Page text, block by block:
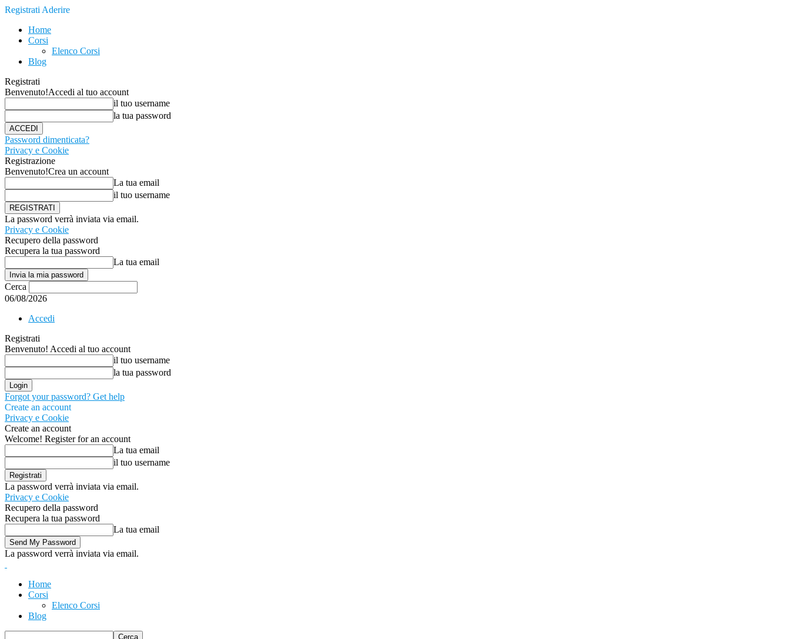
Registrati Aderire
Home
Corsi
Elenco Corsi
Blog
Registrati
Benvenuto!Accedi al tuo account
il tuo username
la tua password
Password dimenticata?
Privacy e Cookie
Registrazione
Benvenuto!Crea un account
La tua email
il tuo username
La password verrà inviata via email.
Privacy e Cookie
Recupero della password
Recupera la tua password
La tua email
Cerca
06/08/2026
Accedi
Registrati
Benvenuto! Accedi al tuo account
il tuo username
la tua password
Forgot your password? Get help
Create an account
Privacy e Cookie
Create an account
Welcome! Register for an account
La tua email
il tuo username
La password verrà inviata via email.
Privacy e Cookie
Recupero della password
Recupera la tua password
La tua email
La password verrà inviata via email.
Home
Corsi
Elenco Corsi
Blog